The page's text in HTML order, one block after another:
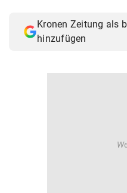
Kronen Zeitung als
hinzufügen